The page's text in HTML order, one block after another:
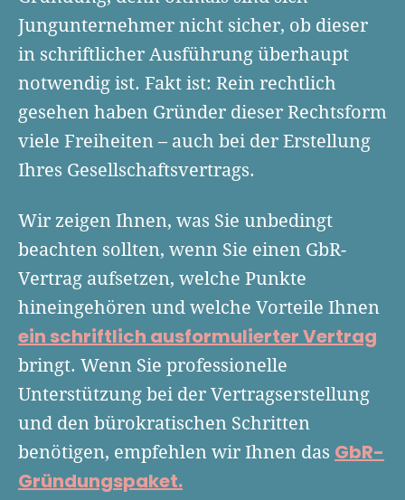
Businessplan-Vorlage & Muster
Finanzplan erstellen
Top 15 Franchise
Die besten Gründerkredite
Gründerwettbewerbe finden
UG gründen
GmbH gründen
Geschäftskonto-Vergleich
Unternehmen anmelden
Schutzrechte anmelden
Unsere Gründungspakete
6 Tipps zum Start
Fördermittelcheck machen
Kunden gewinnen
Website erstellen
Rechnung schreiben
Online-Kredit anfragen
Kassensystem
Versicherungen
Finanzieren
Fördermittel
Gründungszuschuss
Kredit für Existenzgründer
Business Angels
Zuschüsse
Kontokorrenkredit
Flexible Kreditlinie
Firmenkonto
Tools
Business Model Canvas
Gründungsassistent
Finanzplan Tool
Preiskalkulation
Buchhaltungssoftware
Lohnsoftware
Weitere Tools & Vorlagen
Angebote
Unsere Gründungspakete
Geförderte Beratung
Finanzierungsangebote
Marke, AGB & Datenschutz
Geschäftskonto eröffnen
Richtig versichern
Jungunternehmer nicht sicher, ob dieser
in schriftlicher Ausführung überhaupt
notwendig ist. Fakt ist: Rein rechtlich
gesehen haben Gründer dieser Rechtsform
viele Freiheiten – auch bei der Erstellung
Ihres Gesellschaftsvertrags.
Wir zeigen Ihnen, was Sie unbedingt
beachten sollten, wenn Sie einen GbR-
Vertrag aufsetzen, welche Punkte
hineingehören und welche Vorteile Ihnen
ein schriftlich ausformulierter Vertrag
bringt. Wenn Sie professionelle
Unterstützung bei der Vertragserstellung
und den bürokratischen Schritten
benötigen, empfehlen wir Ihnen das GbR-
Gründungspaket.